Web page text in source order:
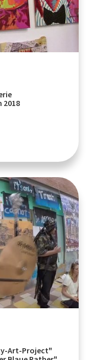
2018
Art-Project"